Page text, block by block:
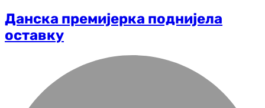
Данска премијерка поднијела
оставку